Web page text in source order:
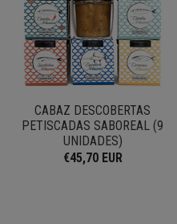
CABAZ DESCOBERTAS
PETISCADAS SABOREAL (9
UNIDADES)
€45,70 EUR